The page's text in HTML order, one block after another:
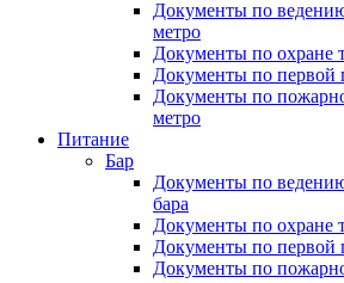
Документы по
метро
Документы по охране
Документы по первой
Документы по
метро
Питание
Бар
Документы по
бара
Документы по охране
Документы по первой
Документы по